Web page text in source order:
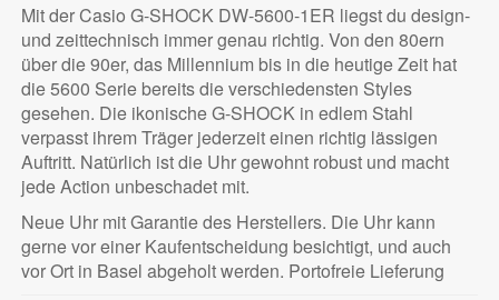
Mit der Casio G-SHOCK DW-5600-1ER liegst du design-
und zeittechnisch immer genau richtig. Von den 80ern
über die 90er, das Millennium bis in die heutige Zeit hat
die 5600 Serie bereits die verschiedensten Styles
gesehen. Die ikonische G-SHOCK in edlem Stahl
verpasst ihrem Träger jederzeit einen richtig lässigen
Auftritt. Natürlich ist die Uhr gewohnt robust und macht
jede Action unbeschadet mit.
Neue Uhr mit Garantie des Herstellers. Die Uhr kann
gerne vor einer Kaufentscheidung besichtigt, und auch
vor Ort in Basel abgeholt werden. Portofreie Lieferung